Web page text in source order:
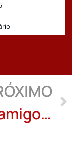
Ele é amigo do papai, crônica de Malvina de Castro Rosa